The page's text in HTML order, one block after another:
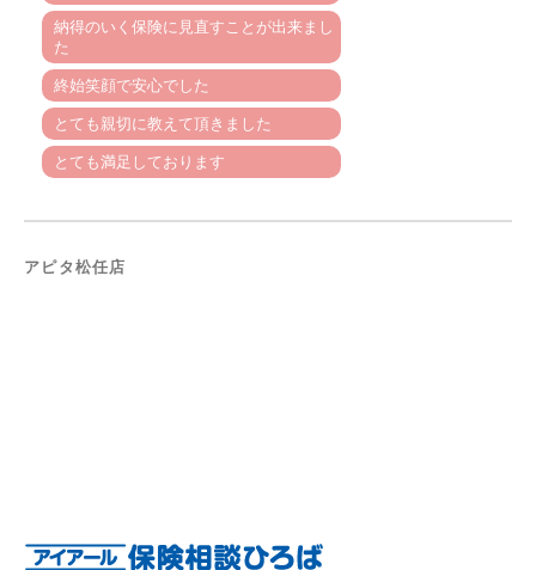
納得のいく保険に見直すことが出来まし
た
終始笑顔で安心でした
とても親切に教えて頂きました
とても満足しております
アピタ松任店